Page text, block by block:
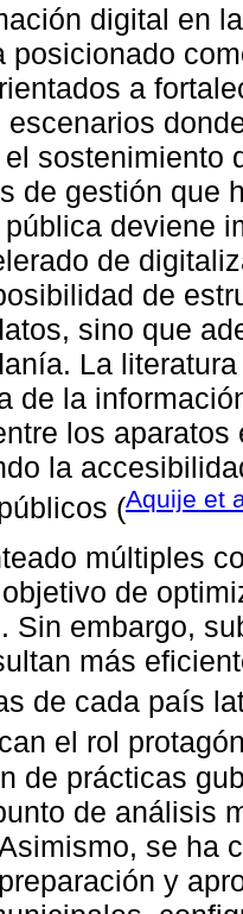
digital en
posicionado
a
escenarios
sostenimiento
de gestión que
deviene
de
de
sino que
La
de la
los
la
(Aquije et
múltiples
de
Sin embargo,
más
de cada país
el rol
de prácticas
de análisis
se ha
y